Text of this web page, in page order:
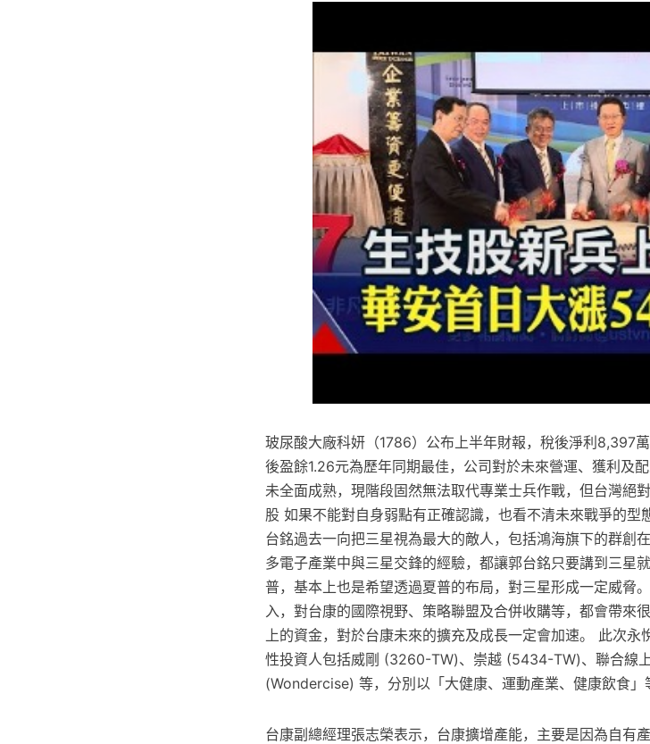
玻尿酸大廠科妍（1786）公布上半年財報，稅後淨利8,397
後盈餘1.26元為歷年同期最佳，公司對於未來營運、獲利及
未全面成熟，現階段固然無法取代專業士兵作戰，但台灣絕
股 如果不能對自身弱點有正確認識，也看不清未來戰爭的
台銘過去一向把三星視為最大的敵人，包括鴻海旗下的群創
多電子產業中與三星交鋒的經驗，都讓郭台銘只要講到三星
普，基本上也是希望透過夏普的布局，對三星形成一定威脅
入，對台康的國際視野、策略聯盟及合併收購等，都會帶來
上的資金，對於台康未來的擴充及成長一定會加速。 此次永
性投資人包括威剛 (3260-TW)、崇越 (5434-TW)、聯合線
(Wondercise) 等，分別以「大健康、運動產業、健康飲食」
台康副總經理張志榮表示，台康擴增產能，主要是因為自有